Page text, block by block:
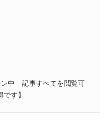
ン中 記事すべてを閲覧可
す】